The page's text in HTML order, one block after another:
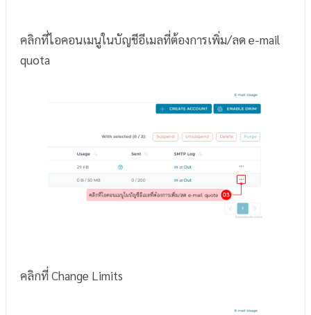
คลิกที่ไอคอนเมนูในบัญชีอีเมลที่ต้องการเพิ่ม/ลด e-mail
quota
คลิกที่ Change Limits